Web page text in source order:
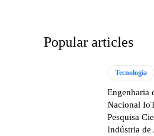
Popular articles
Tecnologia
Engenharia
Nacional
Pesquisa
Indústria de